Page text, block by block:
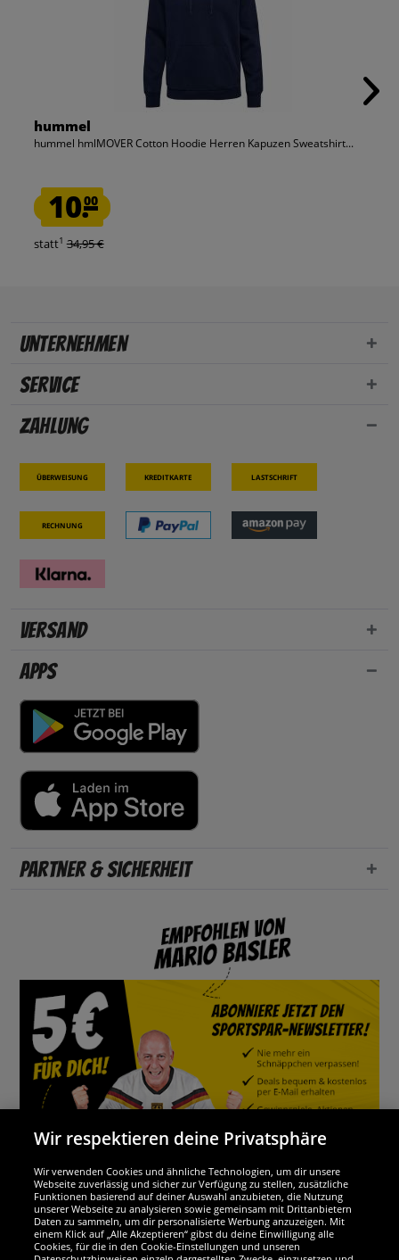
hummel
hummel hmlMOVER Cotton Hoodie Herren Kapuzen Sweatshirt...
10.00
statt1 34,95 €
Unternehmen
Service
Zahlung
Überweisung Kreditkarte Lastschrift
Rechnung
Versand
Apps
Partner & Sicherheit
Wir sind ausgezeichnet
Wir respektieren deine Privatsphäre
Wir verwenden Cookies und ähnliche Technologien, um dir unsere
Webseite zuverlässig und sicher zur Verfügung zu stellen, zusätzliche
Funktionen basierend auf deiner Auswahl anzubieten, die Nutzung
unserer Webseite zu analysieren sowie gemeinsam mit Drittanbietern
Daten zu sammeln, um dir personalisierte Werbung anzuzeigen. Mit
einem Klick auf „Alle Akzeptieren“ gibst du deine Einwilligung alle
Cookies, für die in den Cookie-Einstellungen und unseren